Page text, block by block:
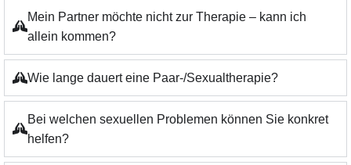
Mein Partner möchte nicht zur Therapie – kann ich
allein kommen?
Wie lange dauert eine Paar-/Sexualtherapie?
Bei welchen sexuellen Problemen können Sie konkret
helfen?